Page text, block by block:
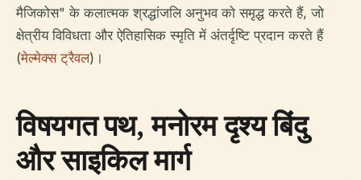
मैजिकोस" के कलात्मक श्रद्धांजलि अनुभव को समृद्ध करते हैं, जो
क्षेत्रीय विविधता और ऐतिहासिक स्मृति में अंतर्दृष्टि प्रदान करते हैं
(मेल्मेक्स ट्रैवल)।
विषयगत पथ, मनोरम दृश्य बिंदु
और साइकिल मार्ग